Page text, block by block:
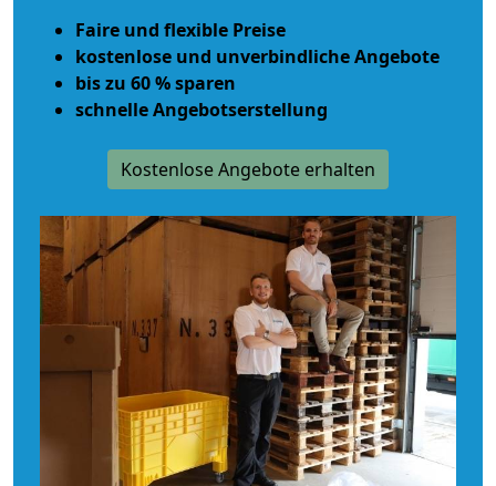
Faire und flexible Preise
kostenlose und unverbindliche Angebote
bis zu 60 % sparen
schnelle Angebotserstellung
Kostenlose Angebote erhalten